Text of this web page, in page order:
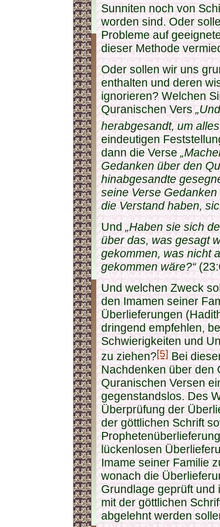
Sunniten noch von
worden sind. Oder
Probleme auf
dieser Methode
Oder sollen wir uns
enthalten und deren
ignorieren? Welchen
Quranischen Vers
herabgesandt, um
eindeutigen
dann die Verse
Gedanken über den
hinabgesandte
seine Verse
die Verstand haben,
Und„Haben sie sich
über das, was gesagt
gekommen, was nicht
gekommen wäre?“
Und welchen Zweck
den Imamen seiner
Überlieferungen
dringend empfehlen,
Schwierigkeiten und
zu ziehen?[5]Bei
Nachdenken über den
Quranischen Versen
gegenstandslos. Des
Überprüfung der
der göttlichen Schrift
lückenlosen
Imame seiner Familie
wonach die
Grundlage geprüft und
mit der göttlichen
abgelehnt werden